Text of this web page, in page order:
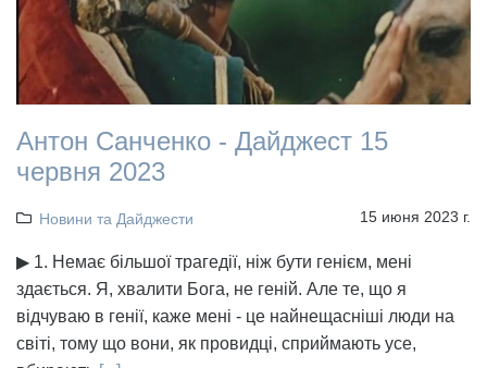
Антон Санченко - Дайджест 15
червня 2023
Новини та Дайджести 15 июня 2023 г.
▶ 1. Немає більшої трагедії, ніж бути генієм, мені
здається. Я, хвалити Бога, не геній. Але те, що я
відчуваю в генії, каже мені - це найнещасніші люди на
світі, тому що вони, як провидці, сприймають усе,